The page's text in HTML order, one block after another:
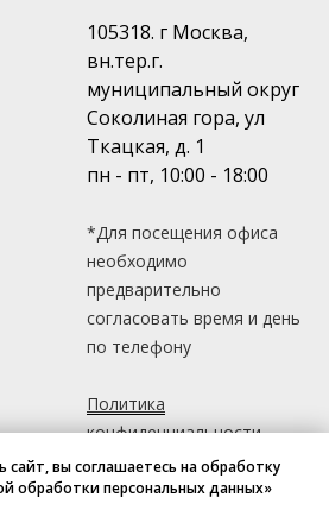
105318. г Москва,
вн.тер.г.
муниципальный округ
Соколиная гора, ул
Ткацкая, д. 1
пн - пт, 10:00 - 18:00
*Для посещения офиса
необходимо
предварительно
согласовать время и день
по телефону
Политика
конфиденциальности
сайт, вы соглашаетесь на обработку
обработки персональных данных»